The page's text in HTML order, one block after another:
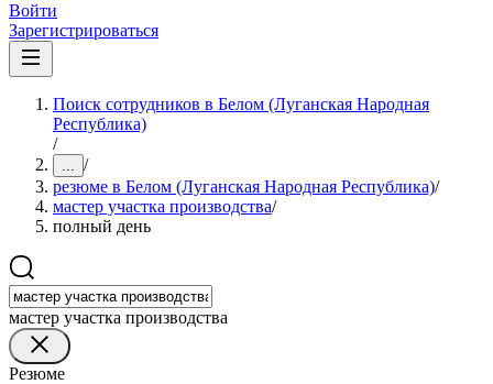
Войти
Зарегистрироваться
Поиск сотрудников в Белом (Луганская Народная
Республика)
/
... /
резюме в Белом (Луганская Народная Республика)/
мастер участка производства/
полный день
мастер участка производства
Резюме